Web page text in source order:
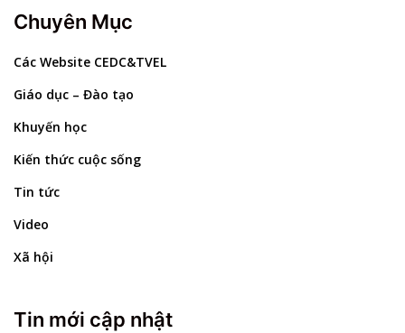
Chuyên Mục
Các Website CEDC&TVEL
Giáo dục – Đào tạo
Khuyến học
Kiến thức cuộc sống
Tin tức
Video
Xã hội
Tin mới cập nhật